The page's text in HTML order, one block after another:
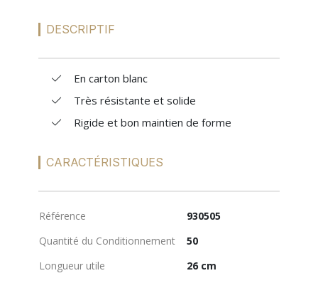
PRODUITS
MES
CONFIGURATIONS
SUR-MESURE
DESCRIPTIF
En carton blanc
Très résistante et solide
Rigide et bon maintien de forme
CARACTÉRISTIQUES
Référence
930505
Quantité du Conditionnement
50
Longueur utile
26 cm